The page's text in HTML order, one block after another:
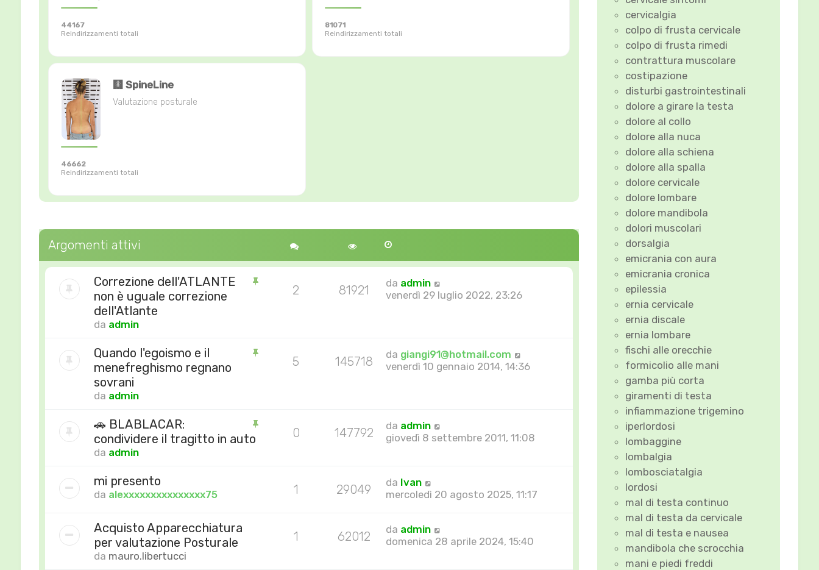
44167
Reindirizzamenti totali
81071
Reindirizzamenti totali
🩻 SpineLine
Valutazione posturale
46662
Reindirizzamenti totali
Argomenti attivi
Correzione dell'ATLANTE
non è uguale correzione
dell'Atlante
da admin
2 81921 da admin
venerdì 29 luglio 2022, 23:26
Quando l'egoismo e il
menefreghismo regnano
sovrani
da admin
5 145718 da giangi91@hotmail.com
venerdì 10 gennaio 2014, 14:36
🚗 BLABLACAR:
condividere il tragitto in auto
da admin
0 147792 da admin
giovedì 8 settembre 2011, 11:08
mi presento
da alexxxxxxxxxxxxxxx75 1 29049 da Ivan
mercoledì 20 agosto 2025, 11:17
Acquisto Apparecchiatura
per valutazione Posturale
da mauro.libertucci
1 62012 da admin
domenica 28 aprile 2024, 15:40
cervicalgia
colpo di frusta cervicale
colpo di frusta rimedi
contrattura muscolare
costipazione
disturbi gastrointestinali
dolore a girare la testa
dolore al collo
dolore alla nuca
dolore alla schiena
dolore alla spalla
dolore cervicale
dolore lombare
dolore mandibola
dolori muscolari
dorsalgia
emicrania con aura
emicrania cronica
epilessia
ernia cervicale
ernia discale
ernia lombare
fischi alle orecchie
formicolio alle mani
gamba più corta
giramenti di testa
infiammazione trigemino
iperlordosi
lombaggine
lombalgia
lombosciatalgia
lordosi
mal di testa continuo
mal di testa da cervicale
mal di testa e nausea
mandibola che scrocchia
mani e piedi freddi